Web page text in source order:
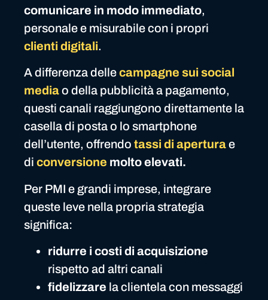
comunicare in modo immediato,
personale e misurabile con i propri
clienti digitali.
A differenza dellecampagne sui social
mediao della pubblicità a pagamento,
questi canali raggiungono direttamente la
casella di posta o lo smartphone
dell’utente, offrendo tassi di aperturae
di conversione molto elevati.
Per PMI e grandi imprese, integrare
queste leve nella propria strategia
significa:
ridurre i costi di acquisizione
rispetto ad altri canali
fidelizzare la clientela con messaggi